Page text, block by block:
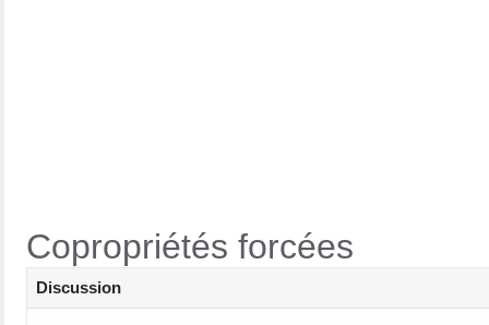
Copropriétés forcées
Discussion